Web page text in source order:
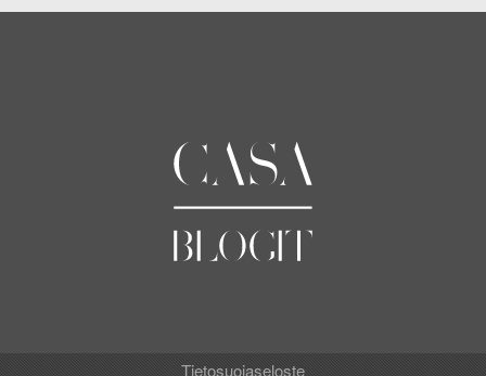
Tietosuojaseloste